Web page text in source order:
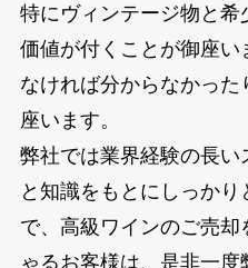
特にヴィンテージ物と
価値が付くことが御座
なければ分からなかっ
座います。
弊社では業界経験の長
と知識をもとにしっか
で、高級ワインのご売却
ゃるお客様は、是非一